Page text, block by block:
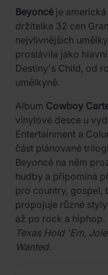
Beyoncé je
držitelka 32 cen
nejvlivnějších
proslávila jako
Destiny's Child, od
umělkyně.
Album Cowboy
vinylové desce u
Entertainment a
část plánované
Beyoncé na něm
hudby a připomíná
pro country, gospel,
propojuje různé
až po rock a
Texas Hold 'Em,
Wanted.